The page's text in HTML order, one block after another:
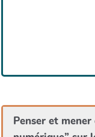
Penser et